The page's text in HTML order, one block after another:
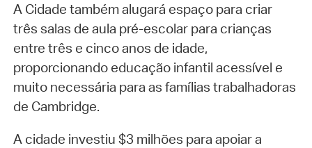
A Cidade também alugará espaço para criar
três salas de aula pré-escolar para crianças
entre três e cinco anos de idade,
proporcionando educação infantil acessível e
muito necessária para as famílias trabalhadoras
de Cambridge.
A cidade investiu $3 milhões para apoiar a